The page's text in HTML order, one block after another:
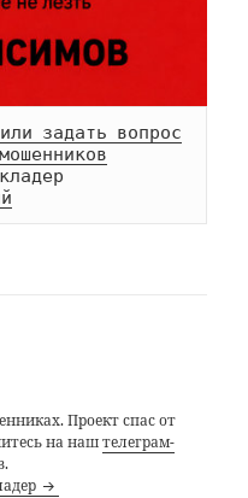
задать вопрос
Проект спас от
на наштелеграм-